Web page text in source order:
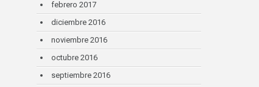
febrero 2017
diciembre 2016
noviembre 2016
octubre 2016
septiembre 2016